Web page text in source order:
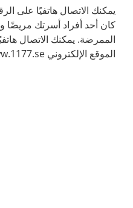
كان أحد أفراد أسرتك
الممرضة. يمكنك الاتصال